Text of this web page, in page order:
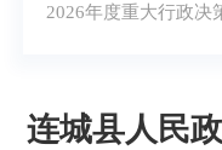
2026年度重大行政决
连城县人民